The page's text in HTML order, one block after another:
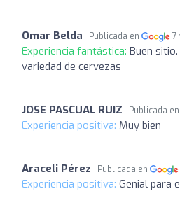
Omar Belda Publicada en 7
Experiencia fantástica: Buen
variedad de cervezas
JOSE PASCUAL RUIZ Publicada en
Experiencia positiva: Muy bien
Araceli Pérez Publicada en
Experiencia positiva: Genial para